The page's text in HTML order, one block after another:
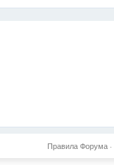
Правила Форума·